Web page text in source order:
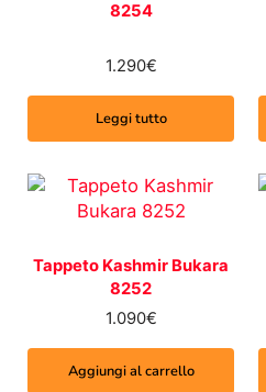
8254
1.290€
Leggi tutto
Tappeto Kashmir Bukara
8252
1.090€
Aggiungi al carrello